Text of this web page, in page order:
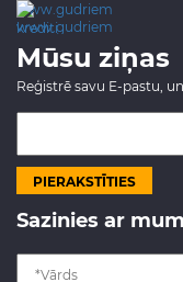
www.gudriem.lv/atrie-
krediti
Mūsu ziņas
Reģistrē savu E-pastu,
Sazinies ar